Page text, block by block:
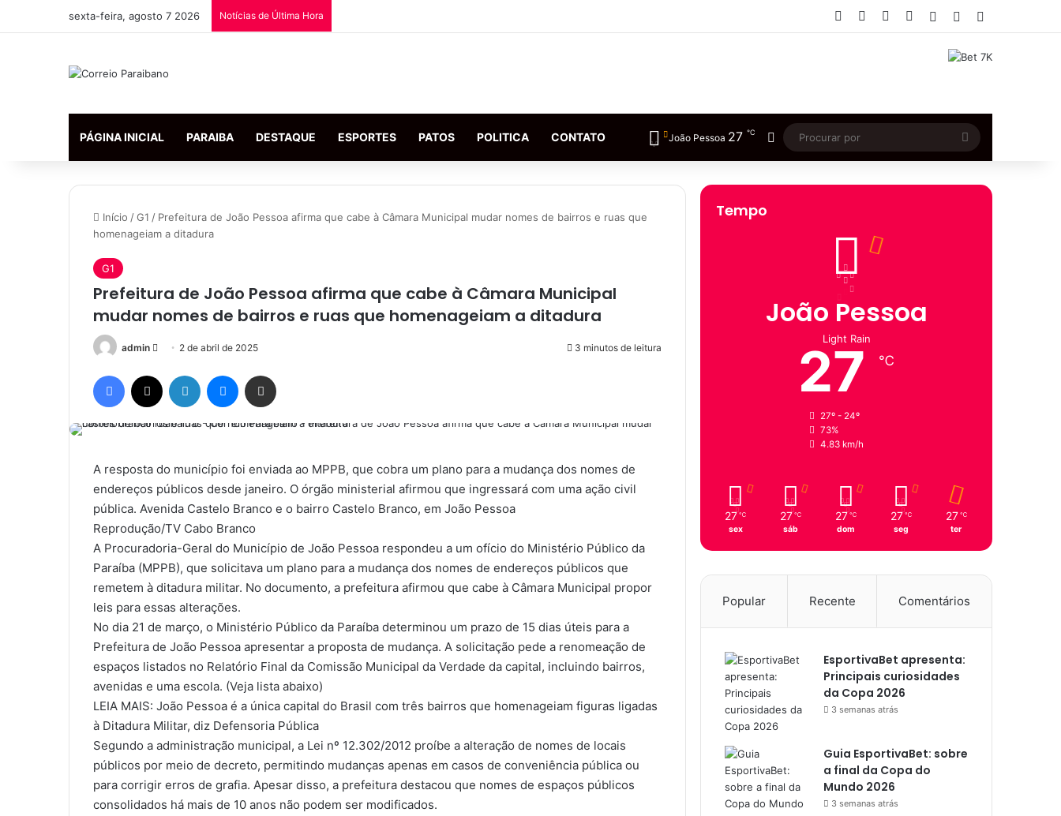
sexta-feira, agosto 7 2026 Notícias de Última Hora Facebook YouTubeInstagram
Entrar Artigo aleatório
PÁGINA INICIAL PARAIBA DESTAQUE ESPORTES PATOS POLITICA CONTATO João Pessoa 27 ℃ Switch skin
Procurar
por
Início /G1 / Prefeitura de João Pessoa afirma que cabe à Câmara Municipal mudar nomes de bairros e ruas que
homenageiam a ditadura
G1
Prefeitura de João Pessoa afirma que cabe à Câmara Municipal
mudar nomes de bairros e ruas que homenageiam a ditadura
admin
n
d
e
-
a
i
2 de abril de 2025 3 minutos de leitura
A resposta do município foi enviada ao MPPB, que cobra um plano para a mudança dos nomes de
endereços públicos desde janeiro. O órgão ministerial afirmou que ingressará com uma ação civil
pública. Avenida Castelo Branco e o bairro Castelo Branco, em João Pessoa
Reprodução/TV Cabo Branco
A Procuradoria-Geral do Município de João Pessoa respondeu a um ofício do Ministério Público da
Paraíba (MPPB), que solicitava um plano para a mudança dos nomes de endereços públicos que
remetem à ditadura militar. No documento, a prefeitura afirmou que cabe à Câmara Municipal propor
leis para essas alterações.
No dia 21 de março, o Ministério Público da Paraíba determinou um prazo de 15 dias úteis para a
Prefeitura de João Pessoa apresentar a proposta de mudança. A solicitação pede a renomeação de
espaços listados no Relatório Final da Comissão Municipal da Verdade da capital, incluindo bairros,
avenidas e uma escola. (Veja lista abaixo)
LEIA MAIS: João Pessoa é a única capital do Brasil com três bairros que homenageiam figuras ligadas
à Ditadura Militar, diz Defensoria Pública
Segundo a administração municipal, a Lei nº 12.302/2012 proíbe a alteração de nomes de locais
públicos por meio de decreto, permitindo mudanças apenas em casos de conveniência pública ou
para corrigir erros de grafia. Apesar disso, a prefeitura destacou que nomes de espaços públicos
consolidados há mais de 10 anos não podem ser modificados.
Tempo
João Pessoa
Light Rain
27 ℃
27º - 24º
73%
4.83 km/h
27 ℃
sex
27 ℃
sáb
27 ℃
dom
27 ℃
seg
27 ℃
ter
Popular Recente Comentários
EsportivaBet apresenta:
Principais curiosidades
da Copa 2026
3 semanas atrás
Guia EsportivaBet: sobre
a final da Copa do
Mundo 2026
3 semanas atrás